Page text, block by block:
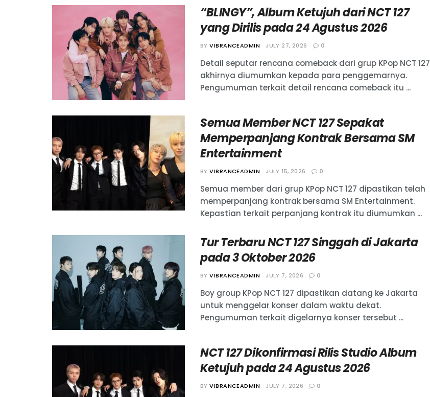
“BLINGY”, Album Ketujuh dari NCT 127
yang Dirilis pada 24 Agustus 2026
BY VIBRANCEADMIN JULY 27, 2026 0
Detail seputar rencana comeback dari grup KPop NCT 127
akhirnya diumumkan kepada para penggemarnya.
Pengumuman terkait detail rencana comeback itu ...
Semua Member NCT 127 Sepakat
Memperpanjang Kontrak Bersama SM
Entertainment
BY VIBRANCEADMIN JULY 15, 2026 0
Semua member dari grup KPop NCT 127 dipastikan telah
memperpanjang kontrak bersama SM Entertainment.
Kepastian terkait perpanjang kontrak itu diumumkan ...
Tur Terbaru NCT 127 Singgah di Jakarta
pada 3 Oktober 2026
BY VIBRANCEADMIN JULY 7, 2026 0
Boy group KPop NCT 127 dipastikan datang ke Jakarta
untuk menggelar konser dalam waktu dekat.
Pengumuman terkait digelarnya konser tersebut ...
NCT 127 Dikonfirmasi Rilis Studio Album
Ketujuh pada 24 Agustus 2026
BY VIBRANCEADMIN JULY 7, 2026 0